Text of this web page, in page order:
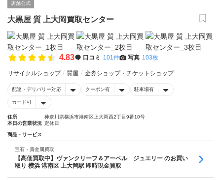
店舗公式
大黒屋 質 上大岡買取センター
4.83 口コミ 101件 写真 103枚
リサイクルショップ 質屋 金券ショップ・チケットショップ
配達・デリバリー対応 クーポン有 駐車場有
カード可
住所
神奈川県横浜市港南区上大岡西2丁目9番10号
本日の営業状況 定休日
商品・サービス
宝石・貴金属買取
【高価買取中】ヴァンクリーフ＆アーペル ジュエリー のお買い
取り 横浜 港南区 上大岡駅 即時現金買取